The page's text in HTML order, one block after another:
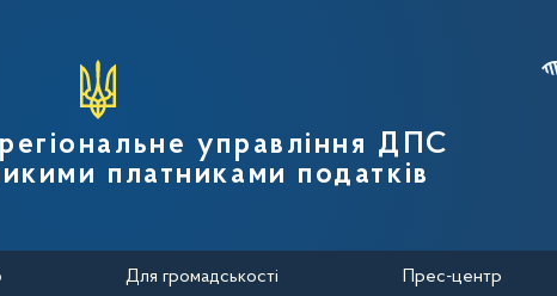
служби України
управління ДПС
платниками податків
Для громадськості Прес-центр